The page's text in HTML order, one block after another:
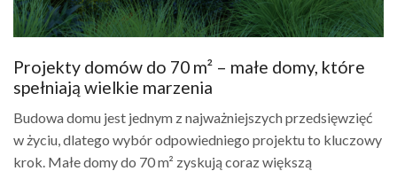
Projekty domów do 70 m² – małe domy, które
spełniają wielkie marzenia
Budowa domu jest jednym z najważniejszych przedsięwzięć
w życiu, dlatego wybór odpowiedniego projektu to kluczowy
krok. Małe domy do 70 m² zyskują coraz większą